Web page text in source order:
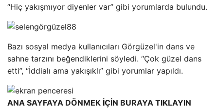
“Hiç yakışmıyor diyenler var” gibi yorumlarda bulundu.
Bazı sosyal medya kullanıcıları Görgüzel'in dans ve
sahne tarzını beğendiklerini söyledi. “Çok güzel dans
etti”, “İddialı ama yakışıklı” gibi yorumlar yapıldı.
ANA SAYFAYA DÖNMEK İÇİN BURAYA TIKLAYIN